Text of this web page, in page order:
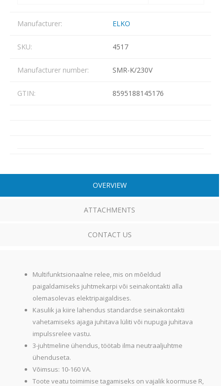
Manufacturer: ELKO
SKU: 4517
Manufacturer number: SMR-K/230V
GTIN: 8595188145176
OVERVIEW
ATTACHMENTS
CONTACT US
Multifunktsionaalne relee, mis on mõeldud
paigaldamiseks juhtmekarpi või seinakontakti alla
olemasolevas elektripaigaldises.
Kasulik ja kiire lahendus standardse seinakontakti
vahetamiseks ajaga juhitava lüliti või nupuga juhitava
impulssrelee vastu.
3-juhtmeline ühendus, töötab ilma neutraaljuhtme
ühenduseta.
Võimsus: 10-160 VA.
Toote veatu toimimise tagamiseks on vajalik koormuse R,